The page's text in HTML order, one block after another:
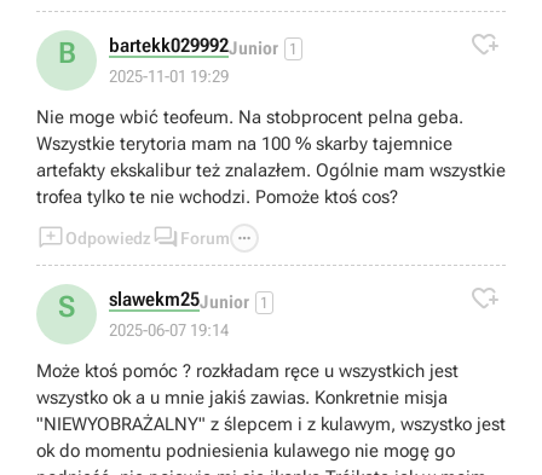
B bartekk029992Junior 1
2025-11-01 19:29

Nie moge wbić teofeum. Na stobprocent pelna geba.
Wszystkie terytoria mam na 100 % skarby tajemnice
artefakty ekskalibur też znalazłem. Ogólnie mam wszystkie
trofea tylko te nie wchodzi. Pomoże ktoś cos?
Odpowiedz  Forum 
S slawekm25Junior 1
2025-06-07 19:14

Może ktoś pomóc ? rozkładam ręce u wszystkich jest
wszystko ok a u mnie jakiś zawias. Konkretnie misja
"NIEWYOBRAŻALNY" z ślepcem i z kulawym, wszystko jest
ok do momentu podniesienia kulawego nie mogę go